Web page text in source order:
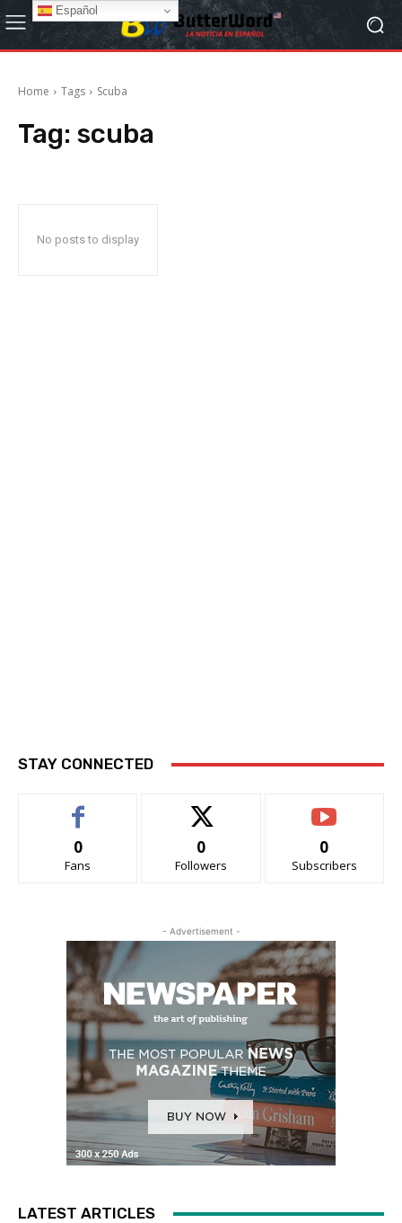
Home Tags Scuba
Tag: scuba
No posts to display
STAY CONNECTED
0
Fans
0
Followers
0
Subscribers
- Advertisement -
LATEST ARTICLES
Español